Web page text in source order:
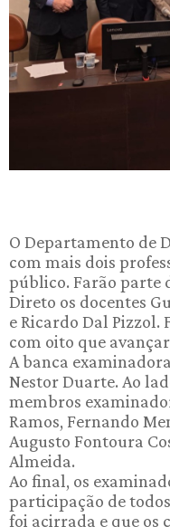
O Departamento de
com mais dois
público. Farão parte
Direto os docentes
e Ricardo Dal Pizzol.
com oito que
A banca
Nestor Duarte. Ao
membros
Ramos, Fernando
Augusto Fontoura
Almeida.
Ao final, os
participação de
foi acirrada e que os